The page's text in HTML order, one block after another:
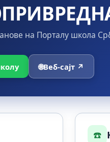
на Порталу школа
🌐Веб-сајт ↗
☎️